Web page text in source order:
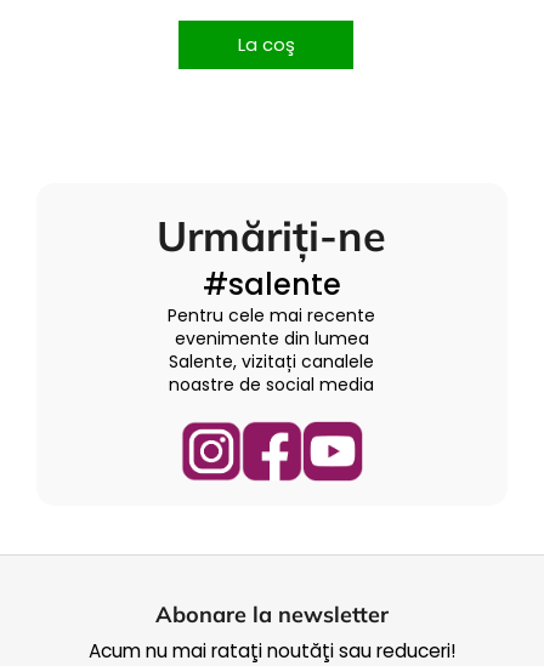
La coş
Urmăriți-ne
#salente
Pentru cele mai recente
evenimente din lumea
Salente, vizitați canalele
noastre de social media
Abonare la newsletter
Acum nu mai rataţi noutăţi sau reduceri!